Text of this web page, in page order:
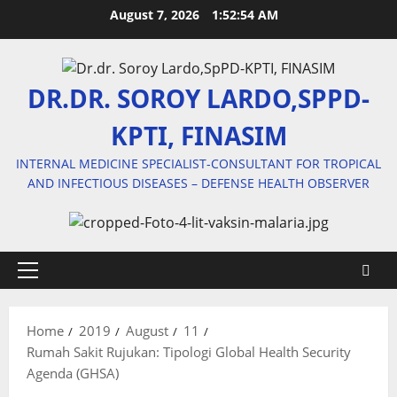
August 7, 2026 1:52:55 AM
DR.DR. SOROY LARDO,SPPD-
KPTI, FINASIM
INTERNAL MEDICINE SPECIALIST-CONSULTANT FOR TROPICAL
AND INFECTIOUS DISEASES – DEFENSE HEALTH OBSERVER
Primary
Home
2019 August
11
Rumah Sakit Rujukan: Tipologi Global Health Security
Agenda (GHSA)